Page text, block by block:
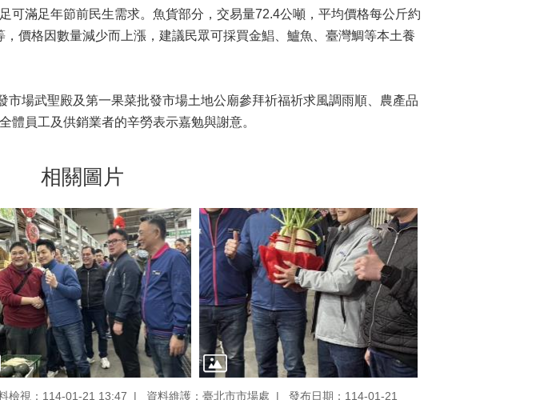
可滿足年節前民生需求。魚貨部分，交易量72.4公噸，平均價格每公斤約
價格因數量減少而上漲，建議民眾可採買金鯧、鱸魚、臺灣鯛等本土養
場武聖殿及第一果菜批發市場土地公廟參拜祈福祈求風調雨順、農產品
體員工及供銷業者的辛勞表示嘉勉與謝意。
相關圖片
檢視：114-01-21 13:47 資料維護：臺北市市場處 發布日期：114-01-21